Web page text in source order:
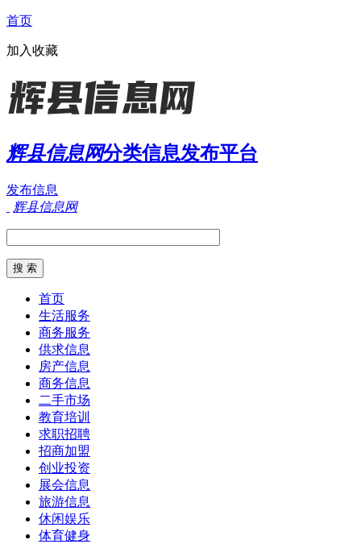
首页
加入收藏
辉县信息网分类信息发布平台
发布信息
辉县信息网
首页
生活服务
商务服务
供求信息
房产信息
商务信息
二手市场
教育培训
求职招聘
招商加盟
创业投资
展会信息
旅游信息
休闲娱乐
体育健身